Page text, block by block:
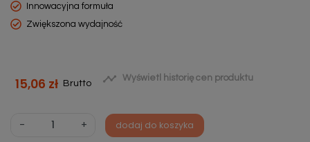
Innowacyjna formuła
Zwiększona wydajność
15,06 zł Brutto  Wyświetl historię cen produktu
- + dodaj do koszyka